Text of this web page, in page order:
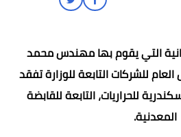
التي يقوم بها مهندس محمد
للشركات التابعة للوزارة تفقد
للحراريات، التابعة للقابضة
المعدنية.